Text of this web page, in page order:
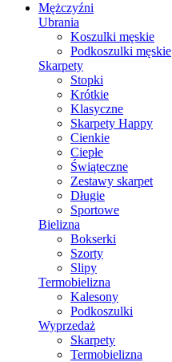
Mężczyźni
Ubrania
Koszulki męskie
Podkoszulki męskie
Skarpety
Stopki
Krótkie
Klasyczne
Skarpety Happy
Cienkie
Ciepłe
Świąteczne
Zestawy skarpet
Długie
Sportowe
Bielizna
Bokserki
Szorty
Slipy
Termobielizna
Kalesony
Podkoszulki
Wyprzedaż
Skarpety
Termobielizna